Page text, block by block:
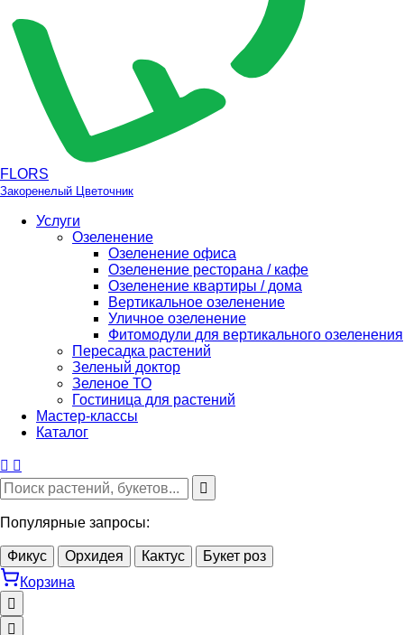
FLORS
Закоренелый Цветочник
Услуги
Озеленение
Озеленение офиса
Озеленение ресторана / кафе
Озеленение квартиры / дома
Вертикальное озеленение
Уличное озеленение
Фитомодули для вертикального озеленения
Пересадка растений
Зеленый доктор
Зеленое ТО
Гостиница для растений
Мастер-классы
Каталог
Популярные запросы:
Фикус Орхидея Кактус
Букет роз
Корзина